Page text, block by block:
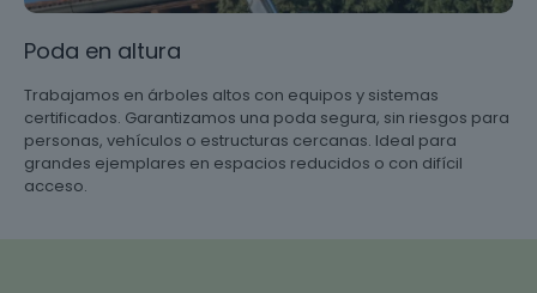
Poda en altura
Trabajamos en árboles altos con equipos y sistemas
certificados. Garantizamos una poda segura, sin riesgos para
personas, vehículos o estructuras cercanas. Ideal para
grandes ejemplares en espacios reducidos o con difícil
acceso.